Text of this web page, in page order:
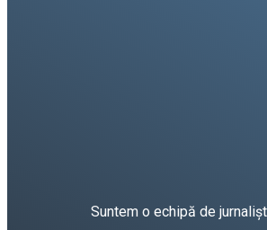
Suntem o echipă de